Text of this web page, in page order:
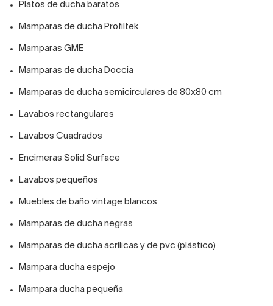
Platos de ducha baratos
Mamparas de ducha Profiltek
Mamparas GME
Mamparas de ducha Doccia
Mamparas de ducha semicirculares de 80x80 cm
Lavabos rectangulares
Lavabos Cuadrados
Encimeras Solid Surface
Lavabos pequeños
Muebles de baño vintage blancos
Mamparas de ducha negras
Mamparas de ducha acrílicas y de pvc (plástico)
Mampara ducha espejo
Mampara ducha pequeña